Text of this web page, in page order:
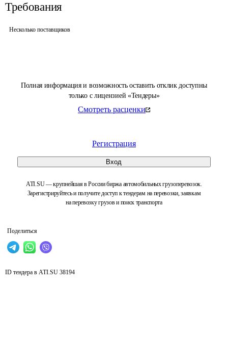
Полная информация и возможность оставить отклик доступны
только с лицензией «Тендеры»
Смотреть расценки
Регистрация
Вход
ATI.SU — крупнейшая в России биржа автомобильных грузоперевозок.
Зарегистрируйтесь и получите доступ к тендерам на перевозки, заявкам
на перевозку грузов и поиск транспорта
Поделиться
Требования
Несколько поставщиков
ID тендера в ATI.SU 38194